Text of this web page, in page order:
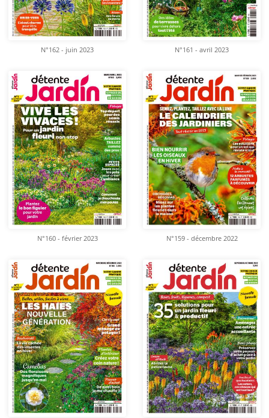
N°162 - juin 2023 N°161 - avril 2023
N°160 - février 2023 N°159 - décembre 2022